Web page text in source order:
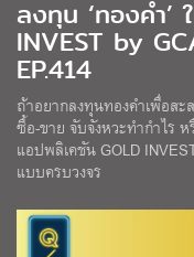
ลงทุน ‘ทองคำ’
INVEST by
EP.414
ถ้าอยากลงทุนทองคำเพื่อสะ
ซื้อ-ขาย จับจังหวะทำกำไร
แอปพลิเคชัน GOLD
แบบครบวงจร